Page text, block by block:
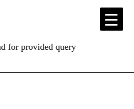
for provided query